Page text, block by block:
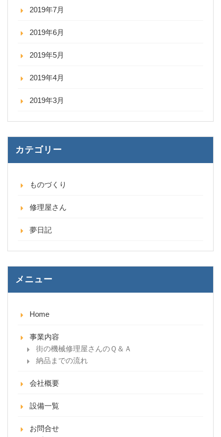
2019年7月
2019年6月
2019年5月
2019年4月
2019年3月
カテゴリー
ものづくり
修理屋さん
夢日記
メニュー
Home
事業内容
街の機械修理屋さんのＱ＆Ａ
納品までの流れ
会社概要
設備一覧
お問合せ